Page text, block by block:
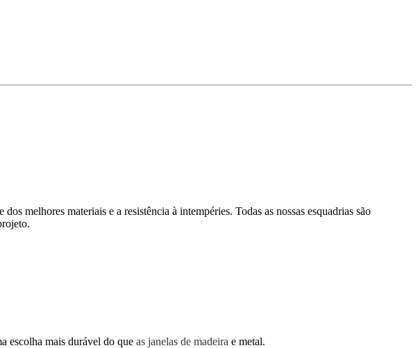
melhores materiais e a resistência à intempéries. Todas as nossas esquadrias são
escolha mais durável do que as janelas de madeira e metal.